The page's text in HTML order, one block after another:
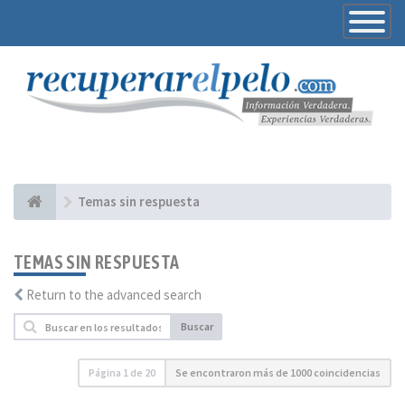
Toggle
Temas sin respuesta
TEMAS SIN RESPUESTA
Return to the advanced search
Buscar
Página 1 de 20 Se encontraron más de 1000 coincidencias